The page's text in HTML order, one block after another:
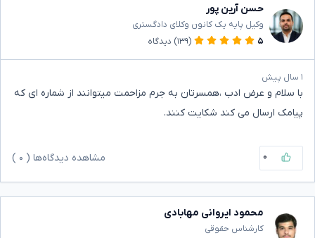
حسن آرین پور
وکیل پایه یک کانون وکلای دادگستری
۵
(۱۳۹) دیدگاه
۱ سال پیش
با سلام و عرض ادب ،همسرتان به جرم مزاحمت میتوانند از شماره ای که
پیامک ارسال می کند شکایت کنند.
۰ مشاهده دیدگاه‌ها ( ۰
محمود ایروانی مهابادی
کارشناس حقوقی